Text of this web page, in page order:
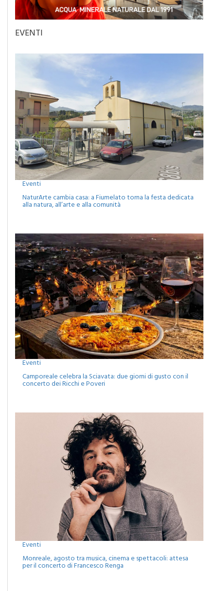
EVENTI
Eventi
NaturArte cambia casa: a Fiumelato torna la festa dedicata
alla natura, all’arte e alla comunità
Eventi
Camporeale celebra la Sciavata: due giorni di gusto con il
concerto dei Ricchi e Poveri
Eventi
Monreale, agosto tra musica, cinema e spettacoli: attesa
per il concerto di Francesco Renga